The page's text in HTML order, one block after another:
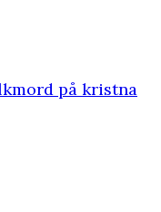
på kristna